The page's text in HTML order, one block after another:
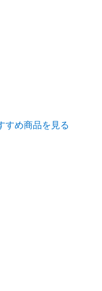
すめ商品を見る